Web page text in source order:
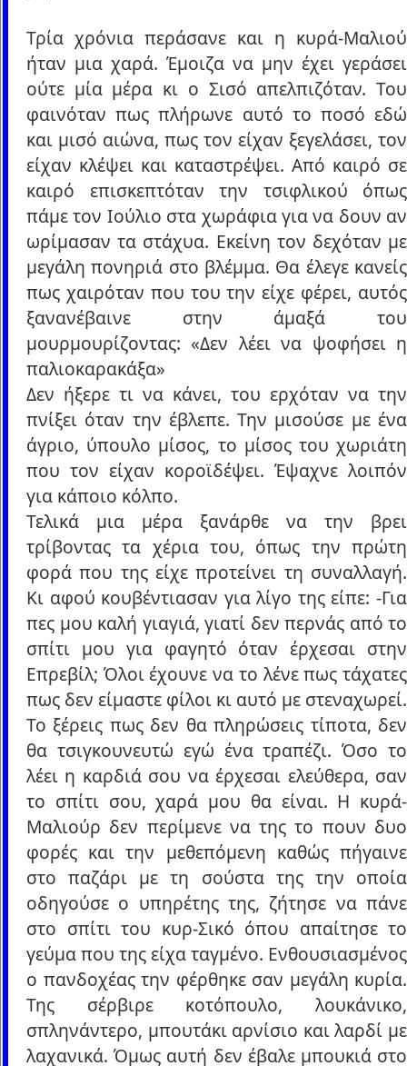
Τρία χρόνια περάσανε και η κυρά-Μαλιού
ήταν μια χαρά. Έμοιζα να μην έχει γεράσει
ούτε μία μέρα κι ο Σισό απελπιζόταν. Του
φαινόταν πως πλήρωνε αυτό το ποσό εδώ
και μισό αιώνα, πως τον είχαν ξεγελάσει, τον
είχαν κλέψει και καταστρέψει. Από καιρό σε
καιρό επισκεπτόταν την τσιφλικού όπως
πάμε τον Ιούλιο στα χωράφια για να δουν αν
ωρίμασαν τα στάχυα. Εκείνη τον δεχόταν με
μεγάλη πονηριά στο βλέμμα. Θα έλεγε κανείς
πως χαιρόταν που του την είχε φέρει, αυτός
ξανανέβαινε στην άμαξά του
μουρμουρίζοντας: «Δεν λέει να ψοφήσει η
παλιοκαρακάξα»
Δεν ήξερε τι να κάνει, του ερχόταν να την
πνίξει όταν την έβλεπε. Την μισούσε με ένα
άγριο, ύπουλο μίσος, το μίσος του χωριάτη
που τον είχαν κοροϊδέψει. Έψαχνε λοιπόν
για κάποιο κόλπο.
Τελικά μια μέρα ξανάρθε να την βρει
τρίβοντας τα χέρια του, όπως την πρώτη
φορά που της είχε προτείνει τη συναλλαγή.
Κι αφού κουβέντιασαν για λίγο της είπε: -Για
πες μου καλή γιαγιά, γιατί δεν περνάς από το
σπίτι μου για φαγητό όταν έρχεσαι στην
Επρεβίλ; Όλοι έχουνε να το λένε πως τάχατες
πως δεν είμαστε φίλοι κι αυτό με στεναχωρεί.
Το ξέρεις πως δεν θα πληρώσεις τίποτα, δεν
θα τσιγκουνευτώ εγώ ένα τραπέζι. Όσο το
λέει η καρδιά σου να έρχεσαι ελεύθερα, σαν
το σπίτι σου, χαρά μου θα είναι. Η κυρά-
Μαλιούρ δεν περίμενε να της το πουν δυο
φορές και την μεθεπόμενη καθώς πήγαινε
στο παζάρι με τη σούστα της την οποία
οδηγούσε ο υπηρέτης της, ζήτησε να πάνε
στο σπίτι του κυρ-Σικό όπου απαίτησε το
γεύμα που της είχα ταγμένο. Ενθουσιασμένος
ο πανδοχέας την φέρθηκε σαν μεγάλη κυρία.
Της σέρβιρε κοτόπουλο, λουκάνικο,
σπληνάντερο, μπουτάκι αρνίσιο και λαρδί με
λαχανικά. Όμως αυτή δεν έβαλε μπουκιά στο